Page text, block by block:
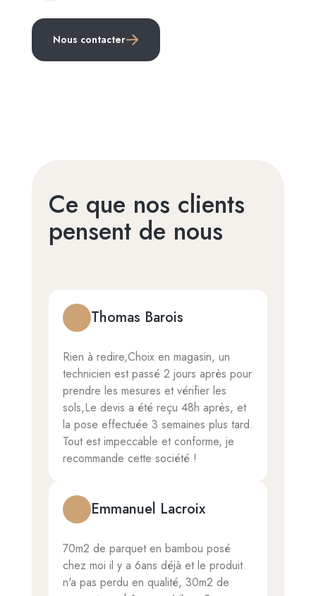
Nous contacter
Ce que nos clients
pensent de nous
Thomas Barois
Rien à redire,Choix en magasin, un
technicien est passé 2 jours après pour
prendre les mesures et vérifier les
sols,Le devis a été reçu 48h après, et
la pose effectuée 3 semaines plus tard.
Tout est impeccable et conforme, je
recommande cette société !
Emmanuel Lacroix
70m2 de parquet en bambou posé
chez moi il y a 6ans déjà et le produit
n'a pas perdu en qualité, 30m2 de